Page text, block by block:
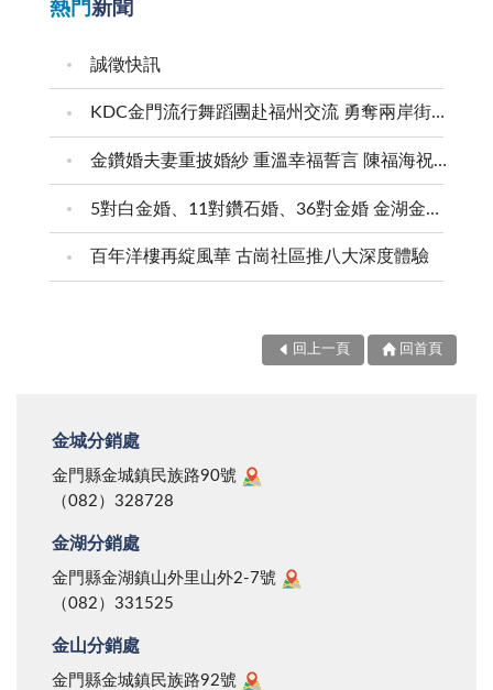
熱門新聞
誠徵快訊
KDC金門流行舞蹈團赴福州交流 勇奪兩岸街舞賽三等獎
金鑽婚夫妻重披婚紗 重溫幸福誓言 陳福海祝福牽手半世紀 情深相守成典範
5對白金婚、11對鑽石婚、36對金婚 金湖金沙夫妻共享榮耀時刻 陳福海表揚金鑽婚夫妻 向半世紀相守家庭典範致敬
百年洋樓再綻風華 古崗社區推八大深度體驗
回上一頁 回首頁
金城分銷處
金門縣金城鎮民族路90號
（082）328728
金湖分銷處
金門縣金湖鎮山外里山外2-7號
（082）331525
金山分銷處
金門縣金城鎮民族路92號